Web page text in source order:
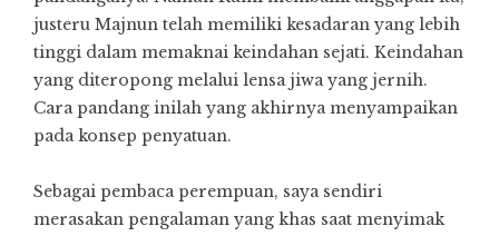
justeru Majnun telah memiliki kesadaran yang lebih
tinggi dalam memaknai keindahan sejati. Keindahan
yang diteropong melalui lensa jiwa yang jernih.
Cara pandang inilah yang akhirnya menyampaikan
pada konsep penyatuan.
Sebagai pembaca perempuan, saya sendiri
merasakan pengalaman yang khas saat menyimak